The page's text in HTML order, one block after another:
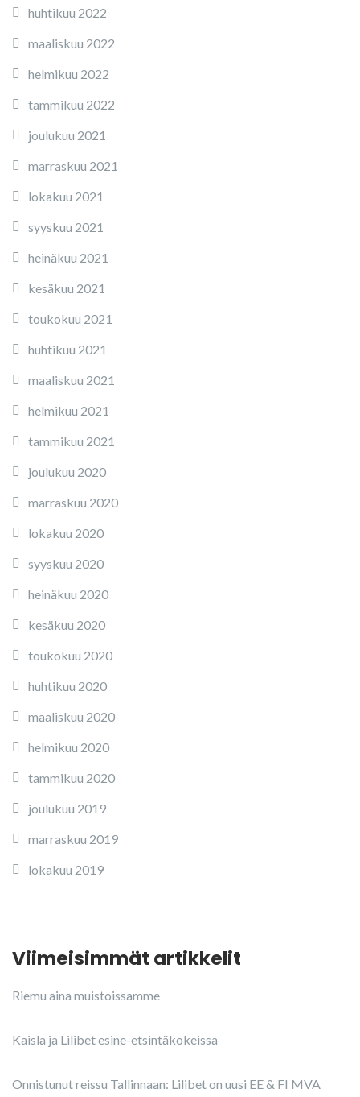
huhtikuu 2022
maaliskuu 2022
helmikuu 2022
tammikuu 2022
joulukuu 2021
marraskuu 2021
lokakuu 2021
syyskuu 2021
heinäkuu 2021
kesäkuu 2021
toukokuu 2021
huhtikuu 2021
maaliskuu 2021
helmikuu 2021
tammikuu 2021
joulukuu 2020
marraskuu 2020
lokakuu 2020
syyskuu 2020
heinäkuu 2020
kesäkuu 2020
toukokuu 2020
huhtikuu 2020
maaliskuu 2020
helmikuu 2020
tammikuu 2020
joulukuu 2019
marraskuu 2019
lokakuu 2019
Viimeisimmät artikkelit
Riemu aina muistoissamme
Kaisla ja Lilibet esine-etsintäkokeissa
Onnistunut reissu Tallinnaan: Lilibet on uusi EE & FI MVA